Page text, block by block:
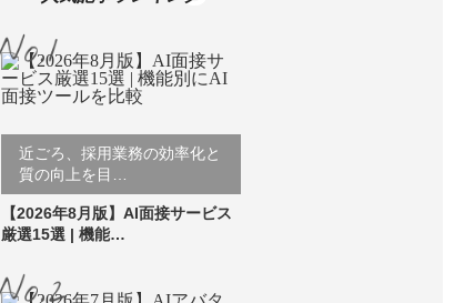
近ごろ、採用業務の効率化と
質の向上を目…
【2026年8月版】AI面接サービス
厳選15選 | 機能…